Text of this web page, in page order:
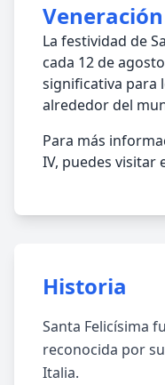
Veneración
La festividad de
cada 12 de
significativa para
alrededor del
Para más
IV, puedes visitar
Historia
Santa Felicísima
reconocida por
Italia.